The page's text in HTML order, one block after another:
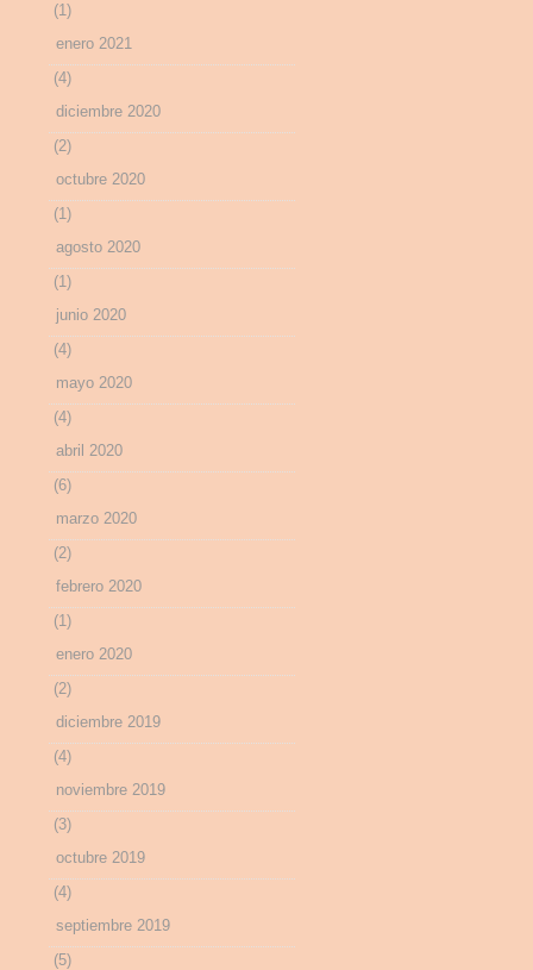
(1)
enero 2021
(4)
diciembre 2020
(2)
octubre 2020
(1)
agosto 2020
(1)
junio 2020
(4)
mayo 2020
(4)
abril 2020
(6)
marzo 2020
(2)
febrero 2020
(1)
enero 2020
(2)
diciembre 2019
(4)
noviembre 2019
(3)
octubre 2019
(4)
septiembre 2019
(5)